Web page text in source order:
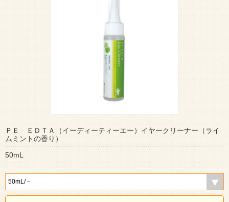
ＰＥ ＥＤＴＡ（イーディーティーエー）イヤークリーナー（ライ
ムミントの香り）
50mL